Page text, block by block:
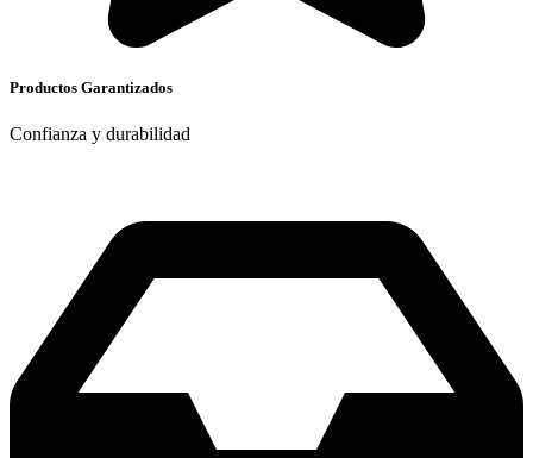
Productos Garantizados
Confianza y durabilidad